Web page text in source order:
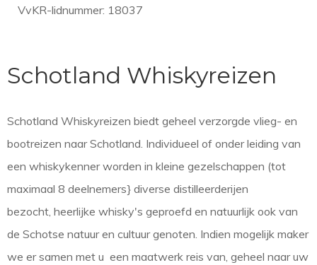
VvKR-lidnummer: 18037
Schotland Whiskyreizen
Schotland Whiskyreizen biedt geheel verzorgde vlieg- en
bootreizen naar Schotland. ​Individueel of onder leiding van
een whiskykenner worden in kleine gezelschappen (tot
maximaal 8 deelnemers} diverse distilleerderijen
bezocht, heerlijke whisky's geproefd en natuurlijk ook van
de Schotse natuur en cultuur genoten. Indien mogelijk maker
we er samen met u een maatwerk reis van, geheel naar uw